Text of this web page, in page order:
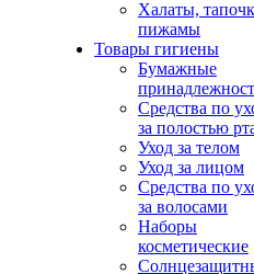
Халаты,
пижамы
Товары гигиены
Бумажные
Средства по
за полостью
Уход за телом
Уход за лицом
Средства по
за волосами
Наборы
косметические